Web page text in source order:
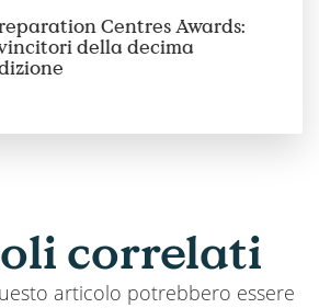
Centres Awards:
della decima
correlati
articolo potrebbero essere